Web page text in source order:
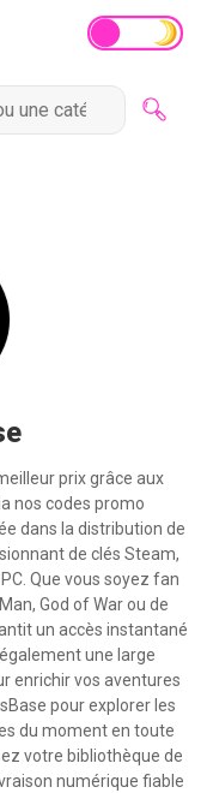
prix grâce aux
nos codes promo
dans la distribution de
de clés Steam,
Que vous soyez fan
God of War ou de
un accès instantané
une large
enrichir vos aventures
pour explorer les
du moment en toute
votre bibliothèque de
numérique fiable